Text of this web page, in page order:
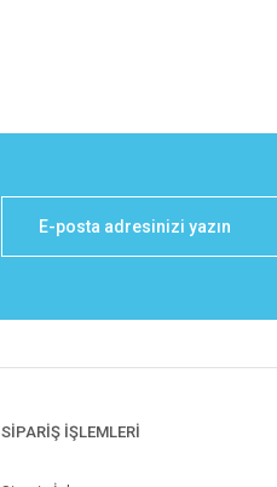
SİPARİŞ İŞLEMLERİ